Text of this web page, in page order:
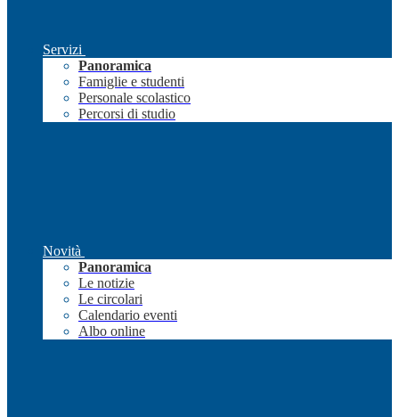
Servizi
Panoramica
Famiglie e studenti
Personale scolastico
Percorsi di studio
Novità
Panoramica
Le notizie
Le circolari
Calendario eventi
Albo online